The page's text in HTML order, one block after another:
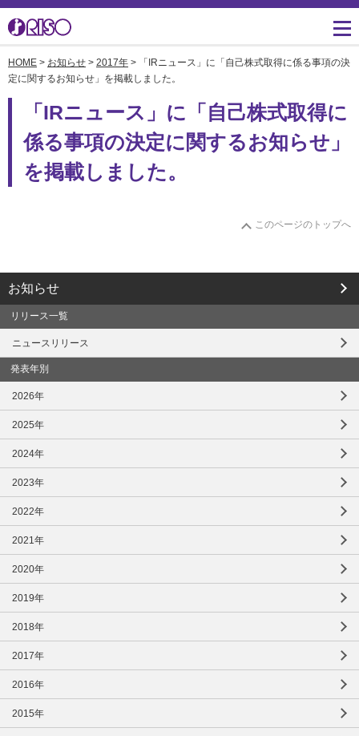
用途・事例紹介 トップ
導入事例
お役立ち記事
サポート トップ
製品についてのお問い合
わせ一覧
知る・学ぶTOP
広報誌『理想の詩』
理想科学のものづくり
企業情報TOP
会社概要
マネジメント
環境への取り組み
HOME > お知らせ > 2017年 > 「IRニュース」に「自己株式取得に係る事項の決
定に関するお知らせ」を掲載しました。
「IRニュース」に「自己株式取得に
係る事項の決定に関するお知らせ」
を掲載しました。
このページのトップへ
お知らせ
リリース一覧
ニュースリリース
発表年別
2026年
2025年
2024年
2023年
2022年
2021年
2020年
2019年
2018年
2017年
2016年
2015年